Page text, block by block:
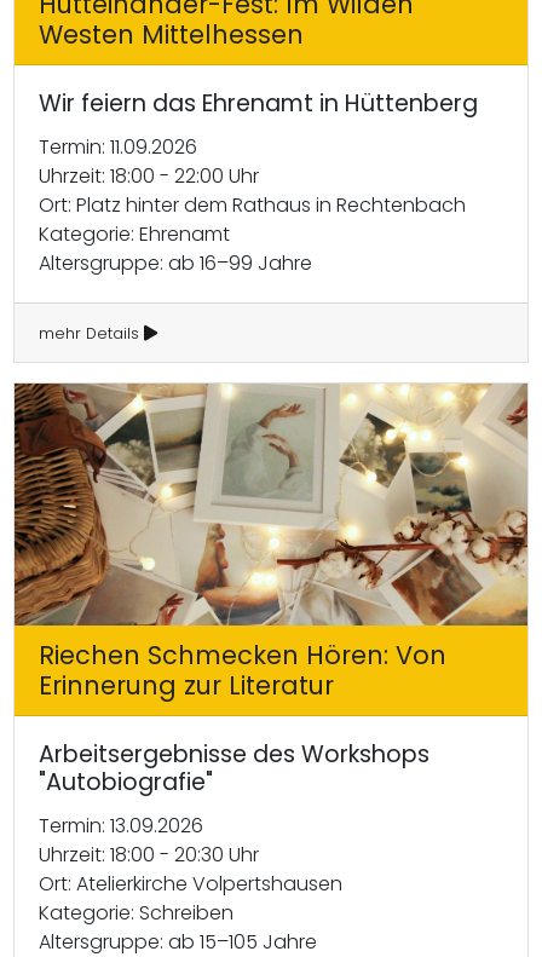
Westen Mittelhessen
Wir feiern das Ehrenamt in Hüttenberg
Termin: 11.09.2026
Uhrzeit: 18:00 - 22:00 Uhr
Ort: Platz hinter dem Rathaus in Rechtenbach
Kategorie: Ehrenamt
Altersgruppe: ab 16–99 Jahre
mehr Details
Riechen Schmecken Hören: Von
Erinnerung zur Literatur
Arbeitsergebnisse des Workshops
"Autobiografie"
Termin: 13.09.2026
Uhrzeit: 18:00 - 20:30 Uhr
Ort: Atelierkirche Volpertshausen
Kategorie: Schreiben
Altersgruppe: ab 15–105 Jahre